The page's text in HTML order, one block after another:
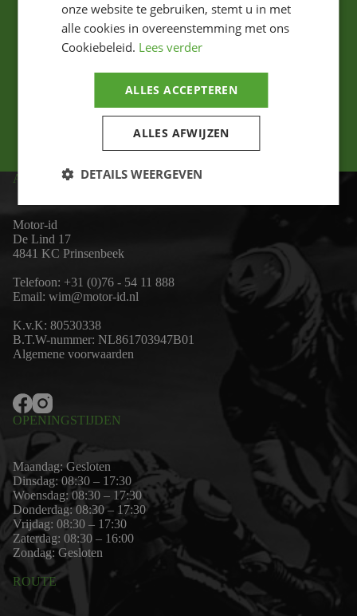
ADRES
Motor-id
De Lind 17
4841 KC Prinsenbeek
Telefoon: +31 (0)76 - 54 11 888
Email: wim@motor-id.nl
K.v.K: 80530338
B.T.W-nummer: NL861703947B01
Algemene voorwaarden
OPENINGSTIJDEN
Maandag: Gesloten
Dinsdag: 08:30 – 17:30
Woensdag: 08:30 – 17:30
Donderdag: 08:30 – 17:30
Vrijdag: 08:30 – 17:30
Zaterdag: 08:30 – 16:00
Zondag: Gesloten
ROUTE
onze website te gebruiken, stemt u in met
alle cookies in overeenstemming met ons
Cookiebeleid. Lees verder
ALLES ACCEPTEREN
ALLES AFWIJZEN
DETAILS WEERGEVEN